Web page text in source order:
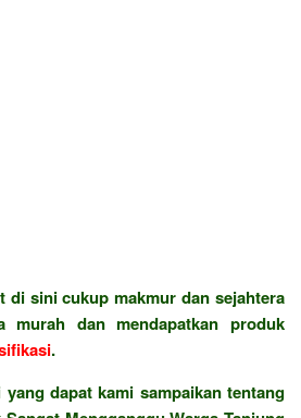
di sini cukup makmur dan sejahtera
murah dan mendapatkan produk
.
dapat kami sampaikan tentang